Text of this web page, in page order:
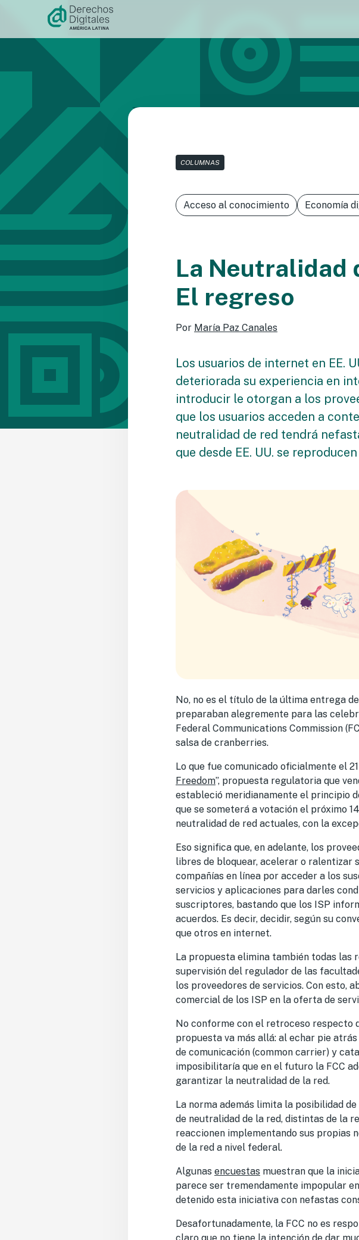
contenido
COLUMNAS
Acceso al conocimiento Economía
La Neutralidad
El regreso
Por María Paz Canales
Los usuarios de internet en EE.
deteriorada su experiencia en
introducir le otorgan a los
que los usuarios acceden a
neutralidad de red tendrá
que desde EE. UU. se
No, no es el título de la última entrega
preparaban alegremente para las
Federal Communications Commission
salsa de cranberries.
Lo que fue comunicado oficialmente el
Freedom”, propuesta regulatoria que
estableció meridianamente el principio
que se someterá a votación el próximo
neutralidad de red actuales, con la
Eso significa que, en adelante, los
libres de bloquear, acelerar o ralentizar
compañías en línea por acceder a los
servicios y aplicaciones para darles
suscriptores, bastando que los ISP
acuerdos. Es decir, decidir, según su
que otros en internet.
La propuesta elimina también todas las
supervisión del regulador de las
los proveedores de servicios. Con esto,
comercial de los ISP en la oferta de
No conforme con el retroceso respecto
propuesta va más allá: al echar pie
de comunicación (common carrier) y
imposibilitaría que en el futuro la FCC
garantizar la neutralidad de la red.
La norma además limita la posibilidad
de neutralidad de la red, distintas de la
reaccionen implementando sus propias
de la red a nivel federal.
Algunas encuestas muestran que la
parece ser tremendamente impopular
detenido esta iniciativa con nefastas
Desafortunadamente, la FCC no es